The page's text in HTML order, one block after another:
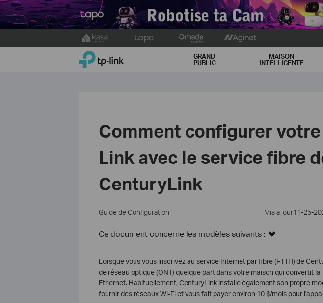
to
TP-Link, Reliably Smart GRAND
PUBLIC
MAISON
INTELLIGENTE
Comment configurer
Link avec le service fibre
CenturyLink
Guide de Configuration Mis à jour11-25-
Ce document concerne les modèles suivants :
Lorsque vous vous inscrivez au service Internet par fibre (FTTH) de
de réseau optique (ONT) quelque part dans votre maison qui convertit
Ethernet. Habituellement, CenturyLink installe également son propre
fournir des réseaux Wi-Fi et vous fait payer environ 10 $/mois pour